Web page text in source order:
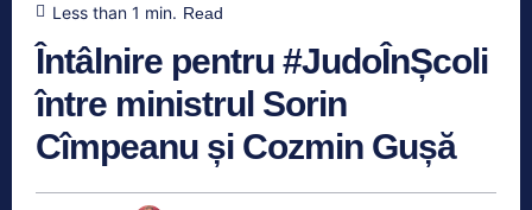
Less than 1 min. Read
Întâlnire pentru #JudoÎnȘcoli
între ministrul Sorin
Cîmpeanu și Cozmin Gușă